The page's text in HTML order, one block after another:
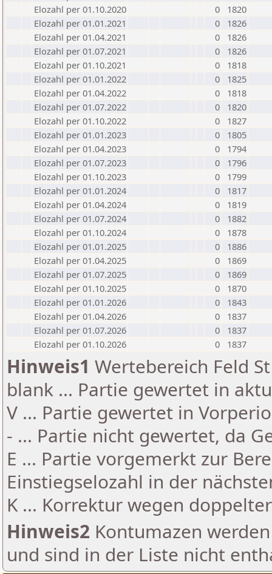
Elozahl per 01.10.2020
0
1820
Elozahl per 01.01.2021
0
1826
Elozahl per 01.04.2021
0
1826
Elozahl per 01.07.2021
0
1826
Elozahl per 01.10.2021
0
1818
Elozahl per 01.01.2022
0
1825
Elozahl per 01.04.2022
0
1818
Elozahl per 01.07.2022
0
1820
Elozahl per 01.10.2022
0
1827
Elozahl per 01.01.2023
0
1805
Elozahl per 01.04.2023
0
1794
Elozahl per 01.07.2023
0
1796
Elozahl per 01.10.2023
0
1799
Elozahl per 01.01.2024
0
1817
Elozahl per 01.04.2024
0
1819
Elozahl per 01.07.2024
0
1882
Elozahl per 01.10.2024
0
1878
Elozahl per 01.01.2025
0
1886
Elozahl per 01.04.2025
0
1869
Elozahl per 01.07.2025
0
1869
Elozahl per 01.10.2025
0
1870
Elozahl per 01.01.2026
0
1843
Elozahl per 01.04.2026
0
1837
Elozahl per 01.07.2026
0
1837
Elozahl per 01.10.2026
0 1837
Hinweis1 Wertebereich Feld
blank ... Partie gewertet in
V ... Partie gewertet in
- ... Partie nicht gewertet, da
E ... Partie vorgemerkt zur
Einstiegselozahl in der
K ... Korrektur wegen
Hinweis2 Kontumazen
und sind in der Liste nicht